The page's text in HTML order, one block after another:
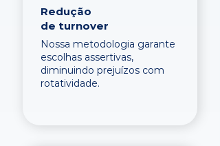
Redução
de turnover
Nossa metodologia garante
escolhas assertivas,
diminuindo prejuízos com
rotatividade.